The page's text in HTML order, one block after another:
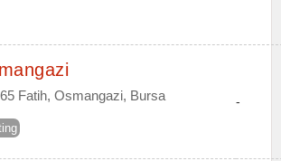
Fatih, Osmangazi, Bursa -